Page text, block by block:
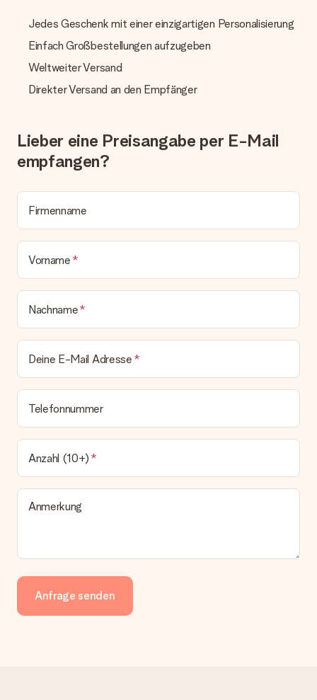
Geschenk empfangen
Was, wenn das Geschenk meine Erwartungen nicht
erfüllt?
Sollte das Geschenk wider Erwarten deine Erwartungen nicht
Wird die Rechnung mit der Bestellung mitverschickt?
Alle Lieferungen erfolgen ohne Rechnung und/oder
zeitgleich mit der Bestätigungsmail und kannst sie jederzeit in
deinem MySurprise Account einsehen. Du kannst das
Jedes Geschenk mit einer einzigartigen Personalisierung
Einfach Großbestellungen aufzugeben
Weltweiter Versand
Direkter Versand an den Empfänger
Lieber eine Preisangabe per E-Mail
empfangen?
Firmenname
Vorname
Nachname
Deine E-Mail Adresse
Telefonnummer
Anzahl (10+)
Anmerkung
Anfrage senden